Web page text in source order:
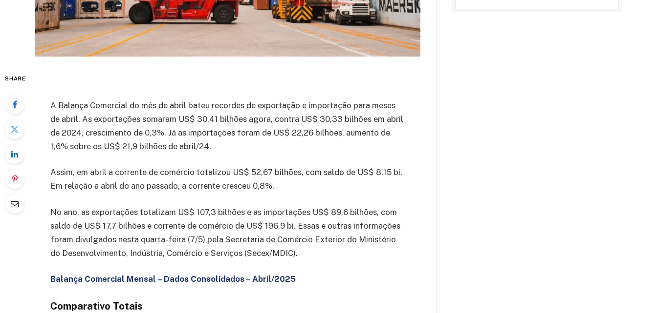
SHARE
A Balança Comercial do mês de abril bateu recordes de exportação e importação para meses
de abril. As exportações somaram US$ 30,41 bilhões agora, contra US$ 30,33 bilhões em abril
de 2024, crescimento de 0,3%. Já as importações foram de US$ 22,26 bilhões, aumento de
1,6% sobre os US$ 21,9 bilhões de abril/24.
Assim, em abril a corrente de comércio totalizou US$ 52,67 bilhões, com saldo de US$ 8,15 bi.
Em relação a abril do ano passado, a corrente cresceu 0,8%.
No ano, as exportações totalizam US$ 107,3 bilhões e as importações US$ 89,6 bilhões, com
saldo de US$ 17,7 bilhões e corrente de comércio de US$ 196,9 bi. Essas e outras informações
foram divulgados nesta quarta-feira (7/5) pela Secretaria de Comércio Exterior do Ministério
do Desenvolvimento, Indústria, Comércio e Serviços (Secex/MDIC).
Balança Comercial Mensal – Dados Consolidados – Abril/2025
Comparativo Totais